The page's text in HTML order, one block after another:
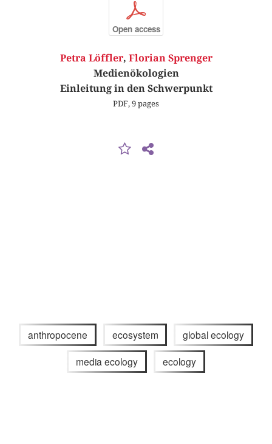
p
Open access
Petra Löffler, Florian Sprenger
Medienökologien
Einleitung in den Schwerpunkt
PDF, 9 pages
anthropocene ecosystem global ecology
media ecology ecology